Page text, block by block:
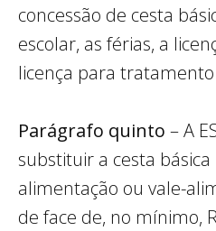
concessão de cesta
escolar, as férias, a
licença para
Parágrafo quinto – A
substituir a cesta
alimentação ou vale-
de face de, no mínimo,